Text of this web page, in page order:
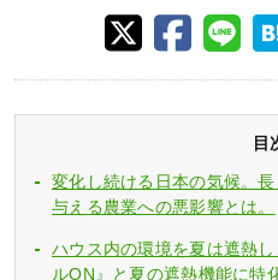
目
変化し続ける日本の気候。
与える農業への悪影響とは。
ハウス内の環境を夏は遮熱
ルON』と夏の遮熱機能に特